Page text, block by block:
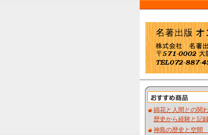
綿花と人間との関
歴史から経験と記
神島の歴史と空間